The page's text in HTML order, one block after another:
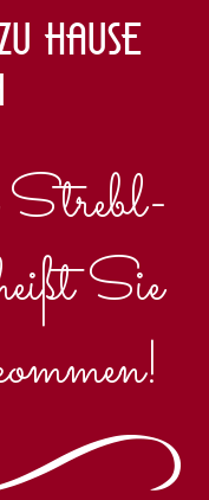
Hause
Sie